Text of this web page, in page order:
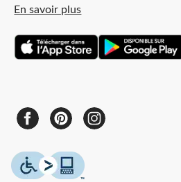
En savoir plus